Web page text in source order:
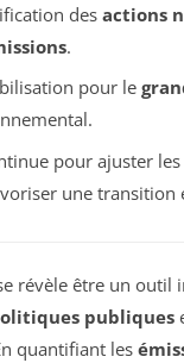
des actions
.
pour le
pour ajuster les
une transition
révèle être un outil
publiques
quantifiant les